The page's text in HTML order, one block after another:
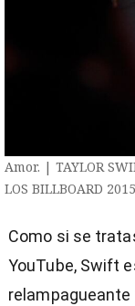
Amor. | TAYLOR
LOS BILLBOARD
Como si se
YouTube, Swift
relampagueante